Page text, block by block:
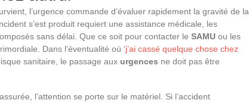
l’urgence commande d’évaluer rapidement la gravité de la
s’est produit requiert une assistance médicale, les
sans délai. Que ce soit pour contacter le SAMU ou les
Dans l’éventualité où ‘j’ai cassé quelque chose chez
sanitaire, le passage aux urgences ne doit pas être
l’attention se porte sur le matériel. Si l’accident